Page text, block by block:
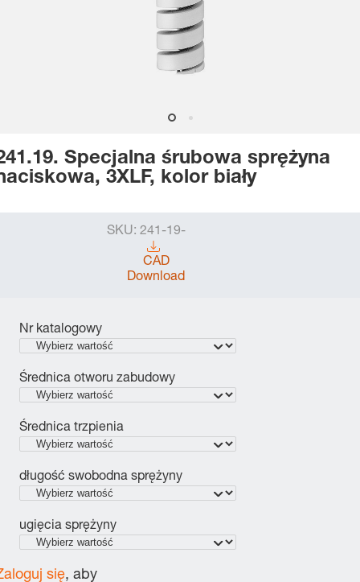
Specjalna śrubowa sprężyna
3XLF, kolor biały
SKU: 241-19-
CAD
Download
Nr katalogowy
Średnica otworu zabudowy
Średnica trzpienia
długość swobodna sprężyny
ugięcia sprężyny
się, aby